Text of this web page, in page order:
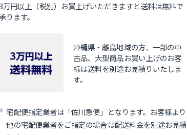
万円以上（税別）お買上げいただきますと送料は無料で
ります。
沖縄県・離島地域の方、一部の中
古品、大型商品お買い上げのお客
様は送料を別途お見積りいたしま
す。
宅配便指定業者は「佐川急便」となります。お客様より
他の宅配便業者をご指定の場合は配送料金を別途お見積